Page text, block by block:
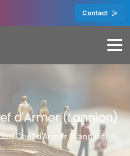
Contact
d'Armor(Lannion)
Chef d’Armor (Lannion)